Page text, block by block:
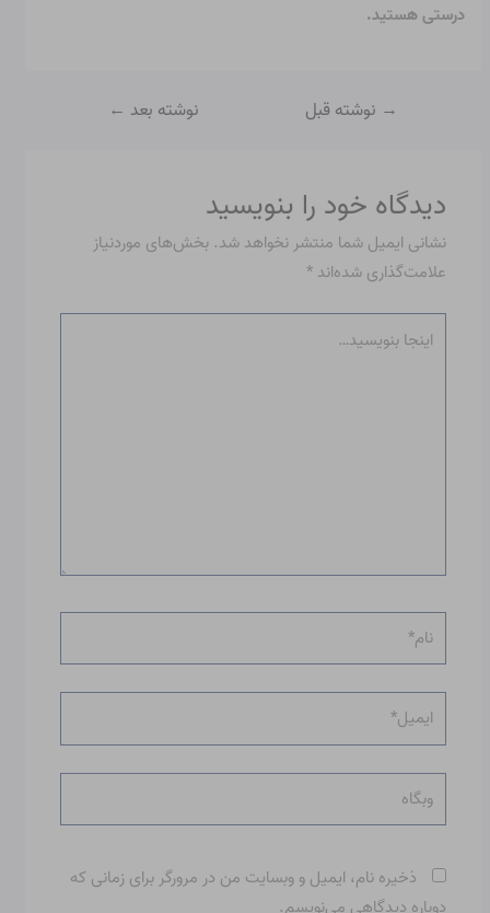
درستی هستید.
→ نوشته قبل نوشته بعد ←
دیدگاه‌ خود را بنویسید
نشانی ایمیل شما منتشر نخواهد شد. بخش‌های موردنیاز
علامت‌گذاری شده‌اند*
بنویسید…
ایمیل*
وبگاه
ذخیره نام، ایمیل و وبسایت من در مرورگر برای زمانی که
دوباره دیدگاهی می‌نویسم.